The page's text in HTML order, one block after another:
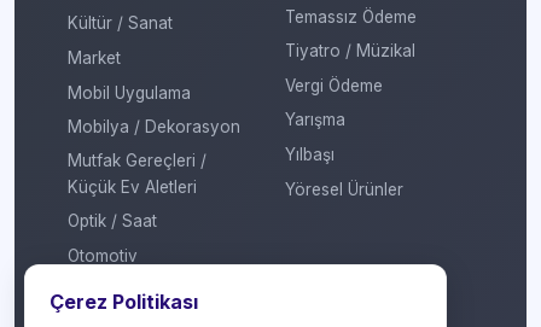
Kültür / Sanat
Market
Mobil Uygulama
Mobilya / Dekorasyon
Mutfak Gereçleri /
Küçük Ev Aletleri
Optik / Saat
Otomotiv
Oyuncak / Çocuk
Temassız Ödeme
Tiyatro / Müzikal
Vergi Ödeme
Yarışma
Yılbaşı
Yöresel Ürünler
Çerez Politikası